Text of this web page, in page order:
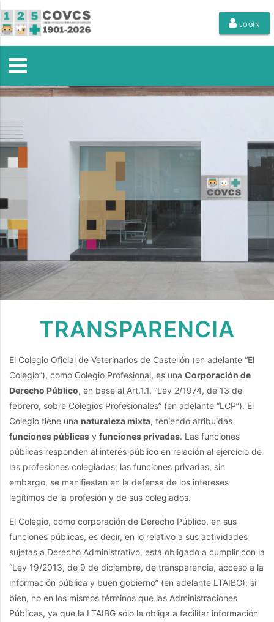
LOGIN
TRANSPARENCIA
El Colegio Oficial de Veterinarios de Castellón (en adelante “El
Colegio”), como Colegio Profesional, es una Corporación de
Derecho Público, en base al Art.1.1. “Ley 2/1974, de 13 de
febrero, sobre Colegios Profesionales” (en adelante “LCP”). El
Colegio tiene una naturaleza mixta, teniendo atribuidas
funciones públicas y funciones privadas. Las funciones
públicas responden al interés público en relación al ejercicio de
las profesiones colegiadas; las funciones privadas, sin
embargo, se manifiestan en la defensa de los intereses
legítimos de la profesión y de sus colegiados.
El Colegio, como corporación de Derecho Público, en sus
funciones públicas, es decir, en lo relativo a sus actividades
sujetas a Derecho Administrativo, está obligado a cumplir con la
“Ley 19/2013, de 9 de diciembre, de transparencia, acceso a la
información pública y buen gobierno” (en adelante LTAIBG); si
bien, no en los mismos términos que las Administraciones
Públicas, ya que la LTAIBG sólo le obliga a facilitar información